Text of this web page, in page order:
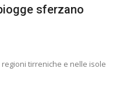
sferzano
tirreniche e nelle isole